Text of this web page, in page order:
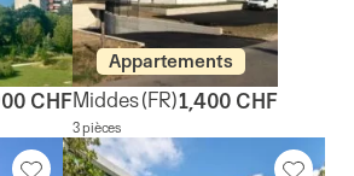
CHF
Appartements
Middes(FR)
3 pièces
1,400 CHF